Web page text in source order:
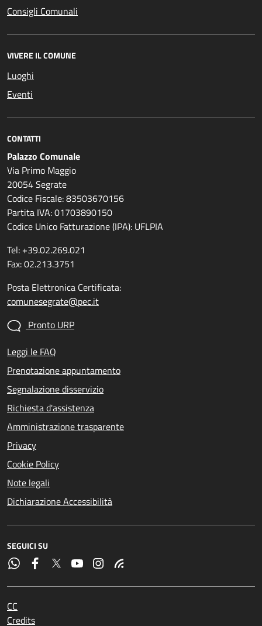
Consigli Comunali
VIVERE IL COMUNE
Luoghi
Eventi
CONTATTI
Palazzo Comunale
Via Primo Maggio
20054 Segrate
Codice Fiscale: 83503670156
Partita IVA: 01703890150
Codice Unico Fatturazione (IPA): UFLPIA
Tel: +39.02.269.021
Fax: 02.213.3751
Posta Elettronica Certificata:
comunesegrate@pec.it
Pronto URP
Leggi le FAQ
Prenotazione appuntamento
Segnalazione disservizio
Richiesta d'assistenza
Amministrazione trasparente
Privacy
Cookie Policy
Note legali
Dichiarazione Accessibilità
SEGUICI SU
CC
Credits